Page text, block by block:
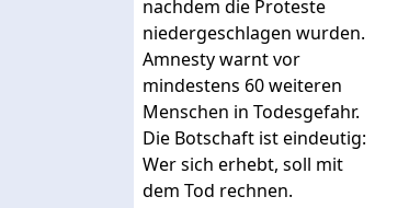
nachdem die Proteste
niedergeschlagen wurden.
Amnesty warnt vor
mindestens 60 weiteren
Menschen in Todesgefahr.
Die Botschaft ist eindeutig:
Wer sich erhebt, soll mit
dem Tod rechnen.